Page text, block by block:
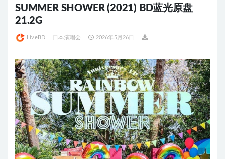
SUMMER SHOWER (2021) BD蓝光原盘
21.2G
LiveBD 日本演唱会 2026年5月26日